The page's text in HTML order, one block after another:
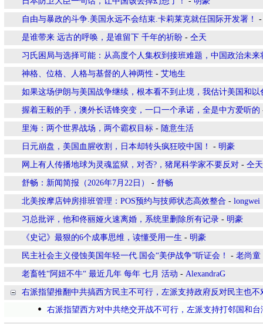
自由与暴政的斗争.美国永远不会结束.卡莉莱克就任国际开发署！
是谁带来 远古的呼唤，是谁留下 千年的祈盼 - 仝天
习氏困局与选择可能：从高度个人集权到接班难题，中国政治未来
​神格、位格、人格与基督的人神两性 - 艾地生
如果这场伊朗与美国战争继续，根本看不到止境，我估计美国和
握着王毅的手，澳外长话锋突变，一口一个承诺，全是中方爱听的
里海：两个世界战场，两个霸权目标 - 随意生活
日元崩盘，美国血腥收割，日本却转头疯狂咬中国！ - 明豪
网上有人传播地球为灵魂监狱，对否?，猪尾科学家不要反对 - 仝天
舒畅：新闻简报（2026年7月22日） - 舒畅
北美按摩店钟房排班管理：POS预约与技师状态高效整合 - longwei
习总批评，他和佟丽娅火速离婚，系统里删除所有记录 - 明豪
《史记》最狠的6个成事思维，读懂受用一生 - 明豪
民主社会主义侵蚀美国年轻一代.国会“美伊战争”听证会！ - 老尚童
老畜牲“阿妞不牛“ 最近几年 每年 七月 活动 - AlexandraG
右派指望推翻中共搞西方民主不可行，左派支持政府反对民主也不
右派指望西方对中共绝交开战不可行，左派支持打邻国和台